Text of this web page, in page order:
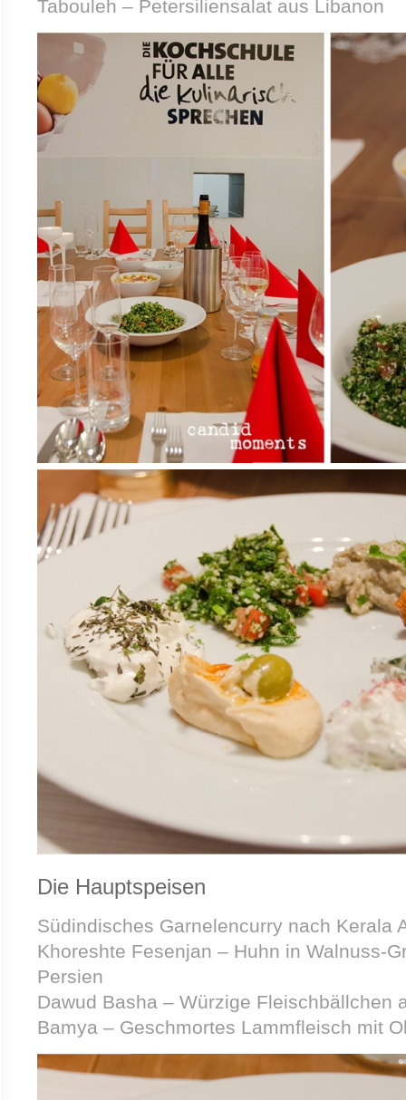
Tabouleh – Petersiliensalat aus Libanon
Die Hauptspeisen
Südindisches Garnelencurry nach Kerala
Khoreshte Fesenjan – Huhn in Walnuss-
Persien
Dawud Basha – Würzige Fleischbällchen
Bamya – Geschmortes Lammfleisch mit